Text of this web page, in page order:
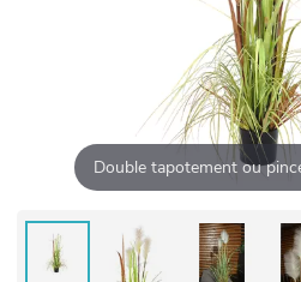
Double tapotement ou